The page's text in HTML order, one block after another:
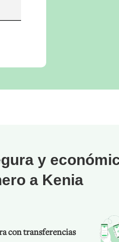
y
a Kenia
con transferencias